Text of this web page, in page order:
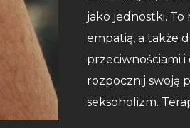
jako jednostki. To
empatią, a także
przeciwnościami i
rozpocznij swoją
seksoholizm.